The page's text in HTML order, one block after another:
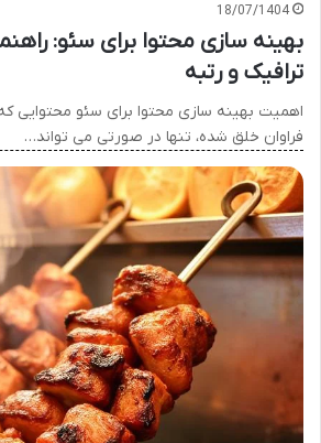
18/07/1404
بهینه سازی محتوا برای سئو:
ترافیک و رتبه
اهمیت بهینه سازی محتوا برای سئو محتوایی
فراوان خلق شده، تنها در صورتی می تواند…